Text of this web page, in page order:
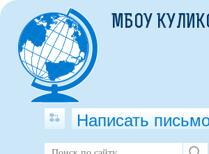
МБОУ
Написать